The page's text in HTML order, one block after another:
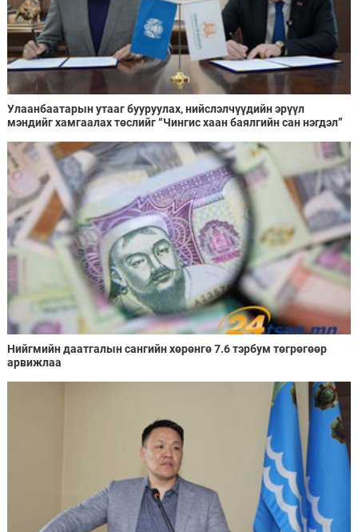
Улаанбаатарын утааг бууруулах, нийслэлчүүдийн эрүүл
мэндийг хамгаалах төслийг “Чингис хаан баялгийн сан нэгдэл”
Нийгмийн даатгалын сангийн хөрөнгө 7.6 тэрбум төгрөгөөр
арвижлаа